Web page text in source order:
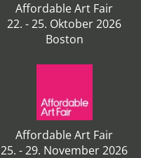
Affordable Art Fair
22. - 25. Oktober 2026
Boston
Affordable Art Fair
25. - 29. November 2026